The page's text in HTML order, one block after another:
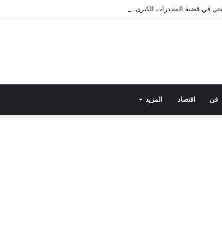
في قضية المخدرات الكبرى.. من هي سارة خليفة؟
فن اقتصاد المزيد